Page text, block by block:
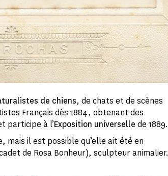
de chiens, de chats et de scènes
Français dès 1884, obtenant des
participe à l’Exposition universelle de 1889.
mais il est possible qu’elle ait été en
de Rosa Bonheur), sculpteur animalier.